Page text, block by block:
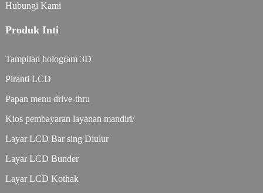
Hubungi Kami
Produk Inti
Tampilan hologram 3D
Piranti LCD
Papan menu drive-thru
Kios pembayaran layanan mandiri/
Layar LCD Bar sing Diulur
Layar LCD Bunder
Layar LCD Kothak